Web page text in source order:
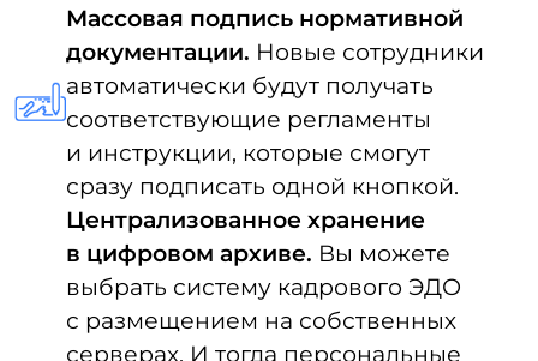
КЭДО, так как обмен кадровыми
документами должен происходить
только в специализированной
системе. Более того обмен
персональными данными работника
и работодателя в мессенджерах
не соответствует закону
о персональных данных№ 152 ФЗ.
Такой способ передачи документов
неудобный, так как он не исключает
необходимость дублирования файлов
на бумажные носители. Кроме того,